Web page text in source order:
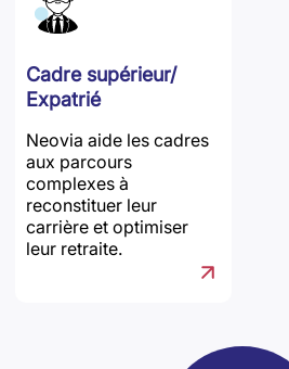
Cadre supérieur/
Expatrié
Neovia aide les cadres
aux parcours
complexes à
reconstituer leur
carrière et optimiser
leur retraite.